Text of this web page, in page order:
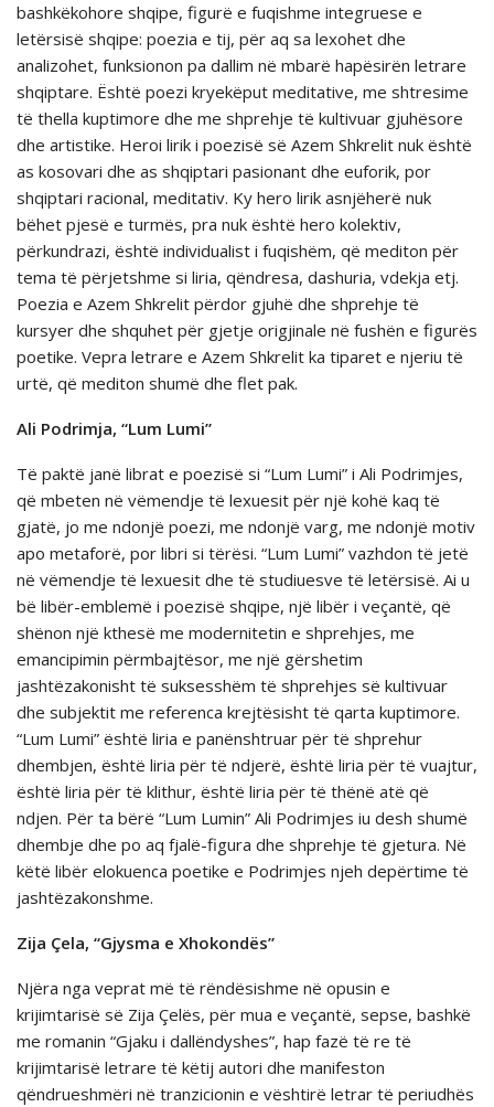
bashkëkohore shqipe, figurë e fuqishme integruese e
letërsisë shqipe: poezia e tij, për aq sa lexohet dhe
analizohet, funksionon pa dallim në mbarë hapësirën letrare
shqiptare. Është poezi kryekëput meditative, me shtresime
të thella kuptimore dhe me shprehje të kultivuar gjuhësore
dhe artistike. Heroi lirik i poezisë së Azem Shkrelit nuk është
as kosovari dhe as shqiptari pasionant dhe euforik, por
shqiptari racional, meditativ. Ky hero lirik asnjëherë nuk
bëhet pjesë e turmës, pra nuk është hero kolektiv,
përkundrazi, është individualist i fuqishëm, që mediton për
tema të përjetshme si liria, qëndresa, dashuria, vdekja etj.
Poezia e Azem Shkrelit përdor gjuhë dhe shprehje të
kursyer dhe shquhet për gjetje origjinale në fushën e figurës
poetike. Vepra letrare e Azem Shkrelit ka tiparet e njeriu të
urtë, që mediton shumë dhe flet pak.
Ali Podrimja, “Lum Lumi”
Të paktë janë librat e poezisë si “Lum Lumi” i Ali Podrimjes,
që mbeten në vëmendje të lexuesit për një kohë kaq të
gjatë, jo me ndonjë poezi, me ndonjë varg, me ndonjë motiv
apo metaforë, por libri si tërësi. “Lum Lumi” vazhdon të jetë
në vëmendje të lexuesit dhe të studiuesve të letërsisë. Ai u
bë libër-emblemë i poezisë shqipe, një libër i veçantë, që
shënon një kthesë me modernitetin e shprehjes, me
emancipimin përmbajtësor, me një gërshetim
jashtëzakonisht të suksesshëm të shprehjes së kultivuar
dhe subjektit me referenca krejtësisht të qarta kuptimore.
“Lum Lumi” është liria e panënshtruar për të shprehur
dhembjen, është liria për të ndjerë, është liria për të vuajtur,
është liria për të klithur, është liria për të thënë atë që
ndjen. Për ta bërë “Lum Lumin” Ali Podrimjes iu desh shumë
dhembje dhe po aq fjalë-figura dhe shprehje të gjetura. Në
këtë libër elokuenca poetike e Podrimjes njeh depërtime të
jashtëzakonshme.
Zija Çela, “Gjysma e Xhokondës”
Njëra nga veprat më të rëndësishme në opusin e
krijimtarisë së Zija Çelës, për mua e veçantë, sepse, bashkë
me romanin “Gjaku i dallëndyshes”, hap fazë të re të
krijimtarisë letrare të këtij autori dhe manifeston
qëndrueshmëri në tranzicionin e vështirë letrar të periudhës